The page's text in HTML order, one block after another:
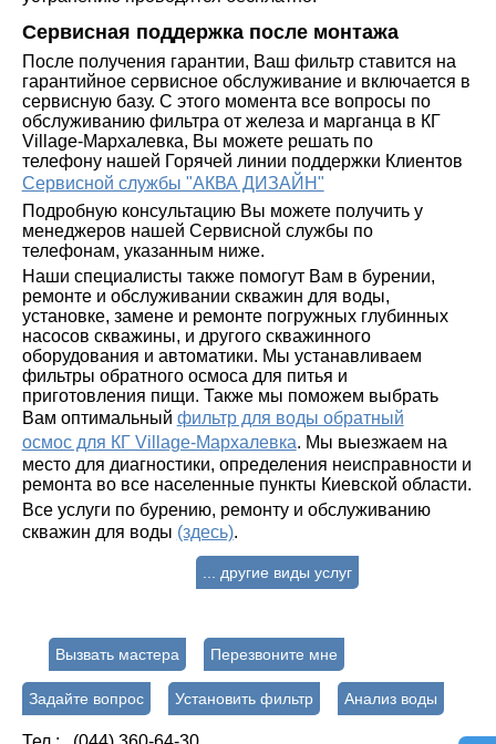
Сервисная поддержка после монтажа
После получения гарантии, Ваш фильтр ставится на
гарантийное сервисное обслуживание и включается в
сервисную базу. С этого момента все вопросы по
обслуживанию фильтра от железа и марганца в КГ
Village-Мархалевка, Вы можете решать по
телефону нашей Горячей линии поддержки Клиентов
Сервисной службы "АКВА ДИЗАЙН"
Подробную консультацию Вы можете получить у
менеджеров нашей Сервисной службы по
телефонам, указанным ниже.
Наши специалисты также помогут Вам в бурении,
ремонте и обслуживании скважин для воды,
установке, замене и ремонте погружных глубинных
насосов скважины, и другого скважинного
оборудования и автоматики. Мы устанавливаем
фильтры обратного осмоса для питья и
приготовления пищи. Также мы поможем выбрать
Вам оптимальный фильтр для воды обратный
осмос для КГ Village-Мархалевка. Мы выезжаем на
место для диагностики, определения неисправности и
ремонта во все населенные пункты Киевской области.
Все услуги по бурению, ремонту и обслуживанию
скважин для воды (здесь).
... другие виды услуг
Вызвать мастера Перезвоните мне
Задайте вопрос Установить фильтр Анализ воды